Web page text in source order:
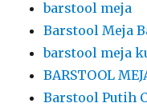
barstool meja
Barstool Meja
barstool meja
BARSTOOL
Barstool Putih